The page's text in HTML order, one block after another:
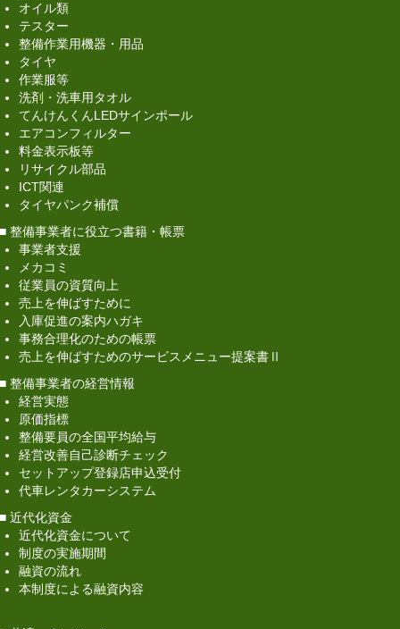
オイル類
テスター
整備作業用機器・用品
タイヤ
作業服等
洗剤・洗車用タオル
てんけんくんLEDサインポール
エアコンフィルター
料金表示板等
リサイクル部品
ICT関連
タイヤパンク補償
■ 整備事業者に役立つ書籍・帳票
事業者支援
メカコミ
従業員の資質向上
売上を伸ばすために
入庫促進の案内ハガキ
事務合理化のための帳票
売上を伸ばすためのサービスメニュー提案書Ⅱ
■ 整備事業者の経営情報
経営実態
原価指標
整備要員の全国平均給与
経営改善自己診断チェック
セットアップ登録店申込受付
代車レンタカーシステム
■ 近代化資金
近代化資金について
制度の実施期間
融資の流れ
本制度による融資内容